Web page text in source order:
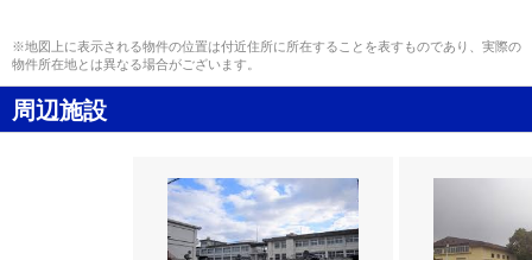
※地図上に表示される物件の位置は付近住所に所在することを表すものであり、実際の
物件所在地とは異なる場合がございます。
周辺施設